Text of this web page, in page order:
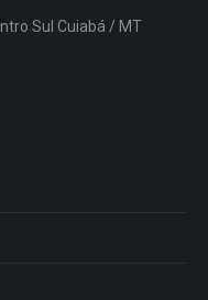
Sul Cuiabá / MT